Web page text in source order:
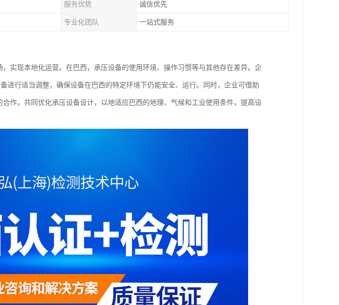
服务优势 诚信优先
专业化团队 一站式服务
实现本地化运营。在巴西，承压设备的使用环境、操作习惯等与其他存在差异。企
进行适当调整，确保设备在巴西的特定环境下仍能安全、运行。同时，企业可借助
作，共同优化承压设备设计，以地适应巴西的地理、气候和工业使用条件，提高设